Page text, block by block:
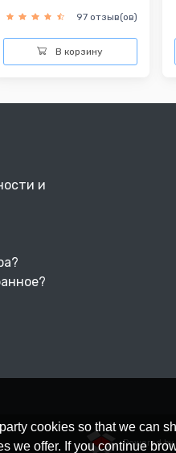
97 отзыв(ов)
В корзину
cookies so that we can
we offer. If you continue
и
Powered by